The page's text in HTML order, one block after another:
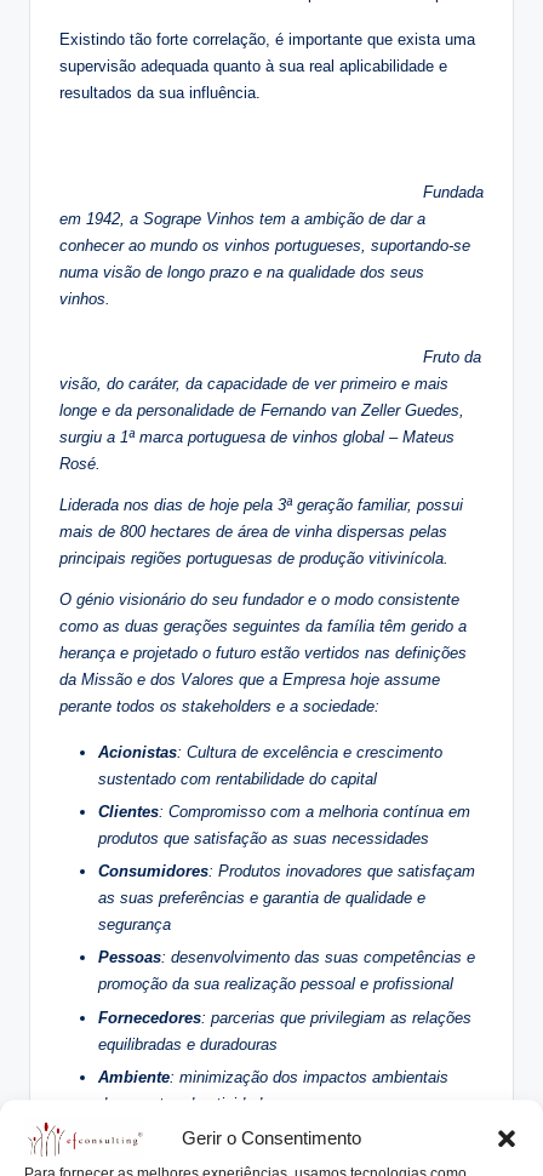
Gerir o Consentimento
Existindo tão forte correlação, é importante que exista uma
supervisão adequada quanto à sua real aplicabilidade e
resultados da sua influência.
Fundada
em 1942, a Sogrape Vinhos tem a ambição de dar a
conhecer ao mundo os vinhos portugueses, suportando-se
numa visão de longo prazo e na qualidade dos seus
vinhos.
Fruto da
visão, do caráter, da capacidade de ver primeiro e mais
longe e da personalidade de Fernando van Zeller Guedes,
surgiu a 1ª marca portuguesa de vinhos global – Mateus
Rosé.
Liderada nos dias de hoje pela 3ª geração familiar, possui
mais de 800 hectares de área de vinha dispersas pelas
principais regiões portuguesas de produção vitivinícola.
O génio visionário do seu fundador e o modo consistente
como as duas gerações seguintes da família têm gerido a
herança e projetado o futuro estão vertidos nas definições
da Missão e dos Valores que a Empresa hoje assume
perante todos os stakeholders e a sociedade:
Acionistas: Cultura de excelência e crescimento
sustentado com rentabilidade do capital
Clientes: Compromisso com a melhoria contínua em
produtos que satisfação as suas necessidades
Consumidores: Produtos inovadores que satisfaçam
as suas preferências e garantia de qualidade e
segurança
Pessoas: desenvolvimento das suas competências e
promoção da sua realização pessoal e profissional
Fornecedores: parcerias que privilegiam as relações
equilibradas e duradouras
Ambiente: minimização dos impactos ambientais
decorrentes da atividade
Sociedade
: apoio às comunidades onde estão
inseridas, respeito pelo património cultural e ética